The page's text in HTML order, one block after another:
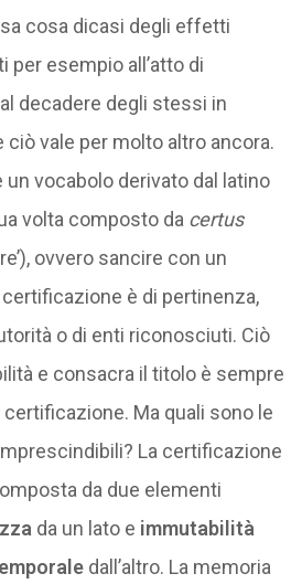
cosa dicasi degli effetti
esempio all’atto di
decadere degli stessi in
ciò vale per molto altro ancora.
un vocabolo derivato dal latino
volta composto da certus
ovvero sancire con un
è di pertinenza,
o di enti riconosciuti. Ciò
e consacra il titolo è sempre
Ma quali sono le
La certificazione
da due elementi
da un lato e immutabilità
dall’altro. La memoria